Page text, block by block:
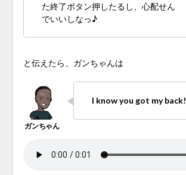
た終了ボタン押したるし、心配せん
でいいしなっ♪
と伝えたら、ガンちゃんは
I know you got my back!